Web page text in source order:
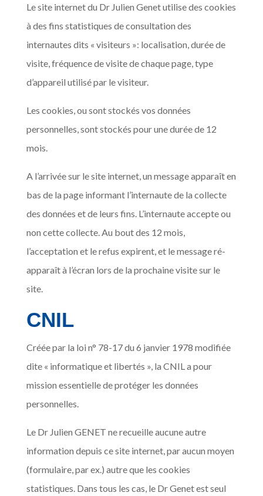
Le site internet du Dr Julien Genet utilise des cookies
à des fins statistiques de consultation des
internautes dits « visiteurs »: localisation, durée de
visite, fréquence de visite de chaque page, type
d’appareil utilisé par le visiteur.
Les cookies, ou sont stockés vos données
personnelles, sont stockés pour une durée de 12
mois.
A l’arrivée sur le site internet, un message apparaît en
bas de la page informant l’internaute de la collecte
des données et de leurs fins. L’internaute accepte ou
non cette collecte. Au bout des 12 mois,
l’acceptation et le refus expirent, et le message ré-
apparaît à l’écran lors de la prochaine visite sur le
site.
CNIL
Créée par la loi n° 78-17 du 6 janvier 1978 modifiée
dite « informatique et libertés », la CNIL a pour
mission essentielle de protéger les données
personnelles.
Le Dr Julien GENET ne recueille aucune autre
information depuis ce site internet, par aucun moyen
(formulaire, par ex.) autre que les cookies
statistiques. Dans tous les cas, le Dr Genet est seul